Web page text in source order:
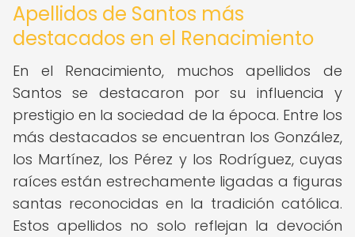
Apellidos de Santos más
destacados en el Renacimiento
En el Renacimiento, muchos apellidos de
Santos se destacaron por su influencia y
prestigio en la sociedad de la época. Entre los
más destacados se encuentran los González,
los Martínez, los Pérez y los Rodríguez, cuyas
raíces están estrechamente ligadas a figuras
santas reconocidas en la tradición católica.
Estos apellidos no solo reflejan la devoción